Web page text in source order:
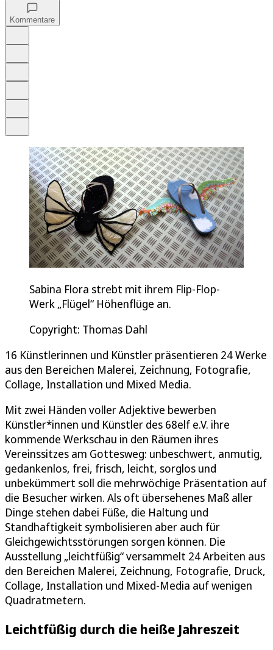
Kommentare
Sabina Flora strebt mit ihrem Flip-Flop-
Werk „Flügel“ Höhenflüge an.
Copyright: Thomas Dahl
16 Künstlerinnen und Künstler präsentieren 24 Werke
aus den Bereichen Malerei, Zeichnung, Fotografie,
Collage, Installation und Mixed Media.
Mit zwei Händen voller Adjektive bewerben
Künstler*innen und Künstler des 68elf e.V. ihre
kommende Werkschau in den Räumen ihres
Vereinssitzes am Gottesweg: unbeschwert, anmutig,
gedankenlos, frei, frisch, leicht, sorglos und
unbekümmert soll die mehrwöchige Präsentation auf
die Besucher wirken. Als oft übersehenes Maß aller
Dinge stehen dabei Füße, die Haltung und
Standhaftigkeit symbolisieren aber auch für
Gleichgewichtsstörungen sorgen können. Die
Ausstellung „leichtfüßig“ versammelt 24 Arbeiten aus
den Bereichen Malerei, Zeichnung, Fotografie, Druck,
Collage, Installation und Mixed-Media auf wenigen
Quadratmetern.
Leichtfüßig durch die heiße Jahreszeit